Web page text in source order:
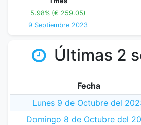
5.98% (€ 259.05)
9 Septiembre 2023
Últimas 2
Fecha
Lunes 9 de Octubre del
Domingo 8 de Octubre del